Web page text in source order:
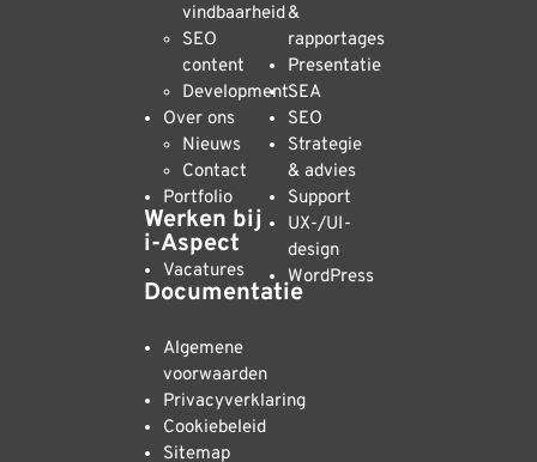
vindbaarheid
SEO
content
Development
Over ons
Nieuws
Contact
Portfolio
Werken bij
i-Aspect
Vacatures
Documentatie
Algemene
voorwaarden
Privacyverklaring
Cookiebeleid
Sitemap
&
rapportages
Presentatie
SEA
SEO
Strategie
& advies
Support
UX-/UI-
design
WordPress